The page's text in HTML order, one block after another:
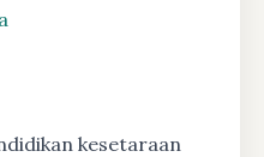
kesetaraan